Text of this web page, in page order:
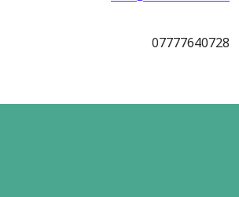
07777640728